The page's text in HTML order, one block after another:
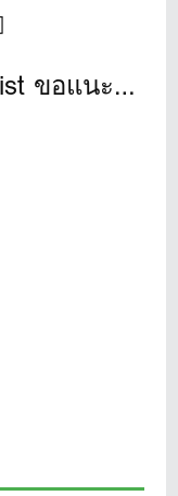
ร์ Scotty Cameron Studio Style รุ่นใหม่